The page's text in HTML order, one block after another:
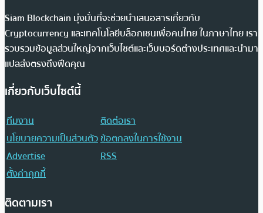
Siam Blockchain มุ่งมั่นที่จะช่วยนำเสนอสารเกี่ยวกับ
Cryptocurrency และเทคโนโลยีบล็อกเชนเพื่อคนไทย ในภาษาไทย เรา
รวบรวมข้อมูลส่วนใหญ่จากเว็บไซต์และเว็บบอร์ดต่างประเทศและนำมา
แปลส่งตรงถึงฟีดคุณ
เกี่ยวกับเว็บไซต์นี้
ทีมงาน
ติดต่อเรา
นโยบายความเป็นส่วนตัวข้อตกลงในการใช้งาน
Advertise
RSS
ตั้งค่าคุกกี้
ติดตามเรา